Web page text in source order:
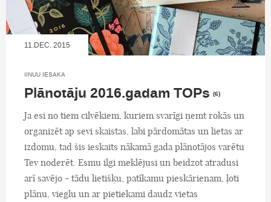
11.DEC, 2015
IINUU IESAKA
Plānotāju 2016.gadam TOPs (6)
Ja esi no tiem cilvēkiem, kuriem svarīgi ņemt rokās un
organizēt ap sevi skaistas, labi pārdomātas un lietas ar
izdomu, tad šis ieskaits nākamā gada plānotājos varētu
Tev noderēt. Esmu ilgi meklējusi un beidzot atradusi
arī savējo - tādu lietišķu, patīkamu pieskārienam, ļoti
plānu, vieglu un ar pietiekami daudz vietas